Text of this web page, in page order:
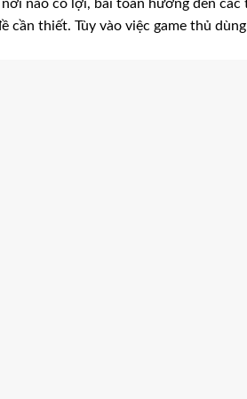
nơi nào có lợi, bài toán hướng đến
cần thiết. Tùy vào việc game thủ